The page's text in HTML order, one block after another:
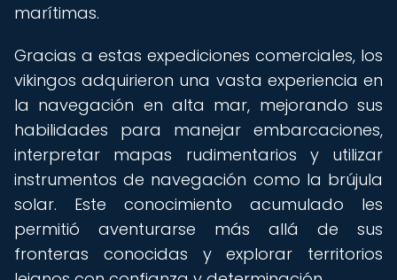
marítimas.
Gracias a estas expediciones comerciales, los
vikingos adquirieron una vasta experiencia en
la navegación en alta mar, mejorando sus
habilidades para manejar embarcaciones,
interpretar mapas rudimentarios y utilizar
instrumentos de navegación como la brújula
solar. Este conocimiento acumulado les
permitió aventurarse más allá de sus
fronteras conocidas y explorar territorios